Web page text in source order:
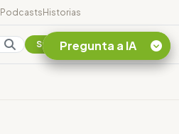
PodcastsHistorias
SuscribirsePregunta a IA